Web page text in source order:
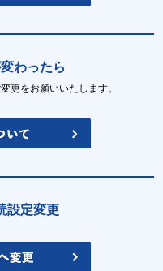
わったら
更をお願いいたします。
設定変更